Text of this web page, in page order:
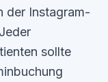
der Instagram-
sollte